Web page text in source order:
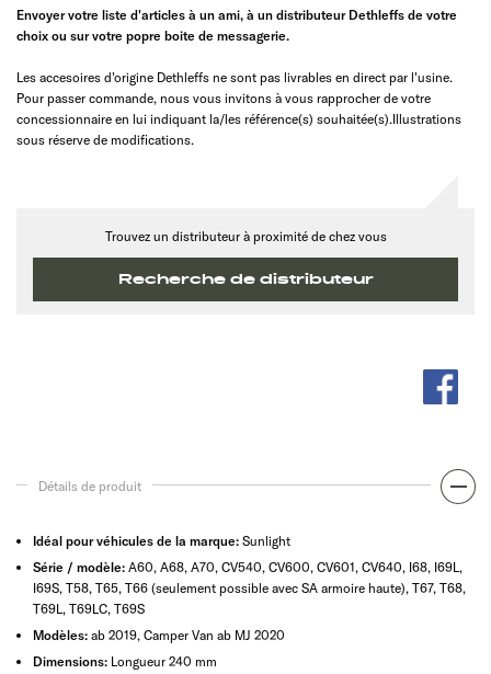
Envoyer votre liste d'articles à un ami, à un distributeur Dethleffs de votre
choix ou sur votre popre boite de messagerie.
Les accesoires d'origine Dethleffs ne sont pas livrables en direct par l'usine.
Pour passer commande, nous vous invitons à vous rapprocher de votre
concessionnaire en lui indiquant la/les référence(s) souhaitée(s).Illustrations
sous réserve de modifications.
Trouvez un distributeur à proximité de chez vous
Recherche de distributeur
Détails de produit
Idéal pour véhicules de la marque: Sunlight
Série / modèle: A60, A68, A70, CV540, CV600, CV601, CV640, I68, I69L,
I69S, T58, T65, T66 (seulement possible avec SA armoire haute), T67, T68,
T69L, T69LC, T69S
Modèles: ab 2019, Camper Van ab MJ 2020
Dimensions: Longueur 240 mm